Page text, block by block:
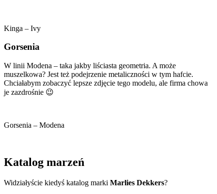
Kinga – Ivy
Gorsenia
W linii Modena – taka jakby liściasta geometria. A może
muszelkowa? Jest też podejrzenie metaliczności w tym hafcie.
Chciałabym zobaczyć lepsze zdjęcie tego modelu, ale firma chowa
je zazdrośnie 😉
Gorsenia – Modena
Katalog marzeń
Widziałyście kiedyś katalog marki Marlies Dekkers?